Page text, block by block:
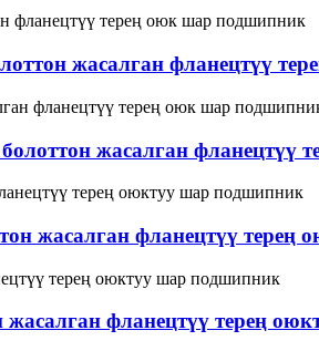
жасалган фланецтүү
жасалган фланецтүү
жасалган фланецтүү терең
фланецтүү терең